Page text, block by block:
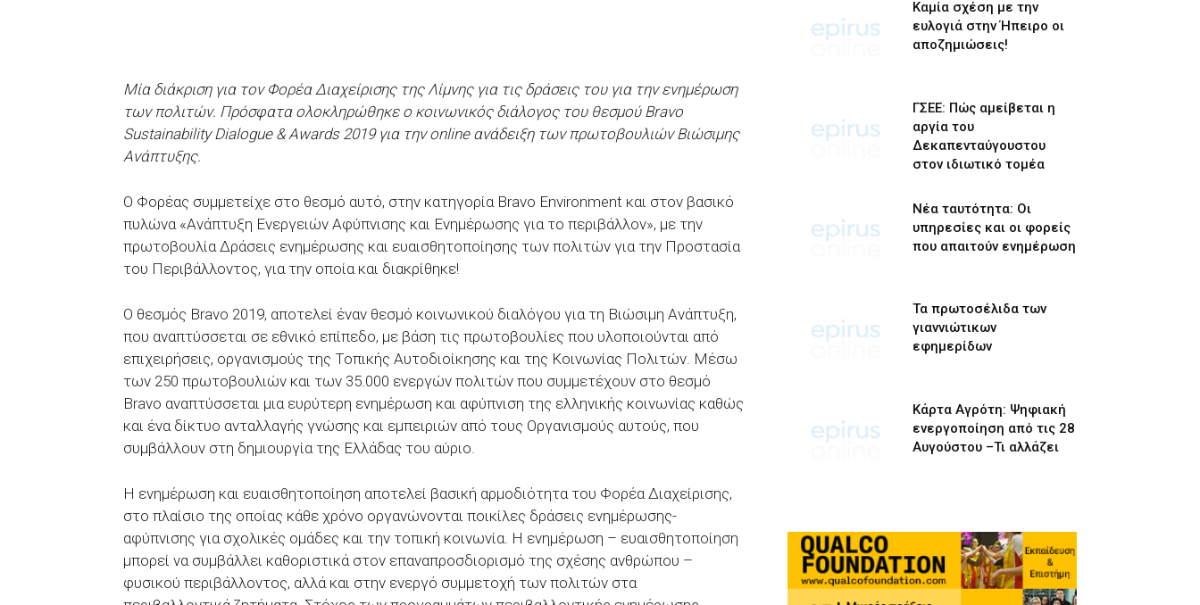
Μία διάκριση για τον Φορέα Διαχείρισης της Λίμνης για τις δράσεις του για την ενημέρωση
των πολιτών. Πρόσφατα ολοκληρώθηκε ο κοινωνικός διάλογος του θεσμού Bravo
Sustainability Dialogue & Awards 2019 για την online ανάδειξη των πρωτοβουλιών Βιώσιμης
Ανάπτυξης.
Ο Φορέας συμμετείχε στο θεσμό αυτό, στην κατηγορία Bravo Environment και στον βασικό
πυλώνα «Ανάπτυξη Ενεργειών Αφύπνισης και Ενημέρωσης για το περιβάλλον», με την
πρωτοβουλία Δράσεις ενημέρωσης και ευαισθητοποίησης των πολιτών για την Προστασία
του Περιβάλλοντος, για την οποία και διακρίθηκε!
Ο θεσμός Bravo 2019, αποτελεί έναν θεσμό κοινωνικού διαλόγου για τη Βιώσιμη Ανάπτυξη,
που αναπτύσσεται σε εθνικό επίπεδο, με βάση τις πρωτοβουλίες που υλοποιούνται από
επιχειρήσεις, οργανισμούς της Τοπικής Αυτοδιοίκησης και της Κοινωνίας Πολιτών. Μέσω
των 250 πρωτοβουλιών και των 35.000 ενεργών πολιτών που συμμετέχουν στο θεσμό
Bravo αναπτύσσεται μια ευρύτερη ενημέρωση και αφύπνιση της ελληνικής κοινωνίας καθώς
και ένα δίκτυο ανταλλαγής γνώσης και εμπειριών από τους Οργανισμούς αυτούς, που
συμβάλλουν στη δημιουργία της Ελλάδας του αύριο.
Η ενημέρωση και ευαισθητοποίηση αποτελεί βασική αρμοδιότητα του Φορέα Διαχείρισης,
στο πλαίσιο της οποίας κάθε χρόνο οργανώνονται ποικίλες δράσεις ενημέρωσης-
αφύπνισης για σχολικές ομάδες και την τοπική κοινωνία. H ενημέρωση – ευαισθητοποίηση
μπορεί να συμβάλλει καθοριστικά στον επαναπροσδιορισμό της σχέσης ανθρώπου –
φυσικού περιβάλλοντος, αλλά και στην ενεργό συμμετοχή των πολιτών στα
Καμία σχέση με την
ευλογιά στην Ήπειρο οι
αποζημιώσεις!
ΓΣΕΕ: Πώς αμείβεται η
αργία του
Δεκαπενταύγουστου
στον ιδιωτικό τομέα
Νέα ταυτότητα: Οι
υπηρεσίες και οι φορείς
που απαιτούν ενημέρωση
Τα πρωτοσέλιδα των
γιαννιώτικων
εφημερίδων
Κάρτα Αγρότη: Ψηφιακή
ενεργοποίηση από τις 28
Αυγούστου –Τι αλλάζει